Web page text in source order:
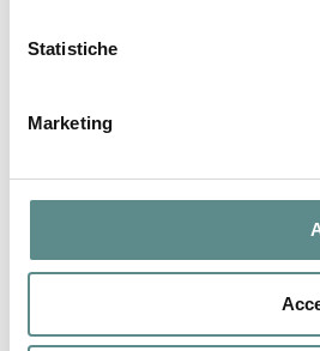
Statistiche
Marketing
06/08/2026
pubblicate le FAQ della